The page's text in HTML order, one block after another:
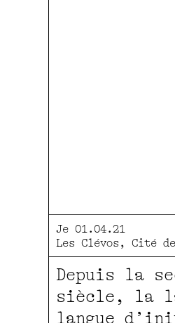
Je 01.04.21
Les Clévos, Cité
Depuis la
siècle, la
langue